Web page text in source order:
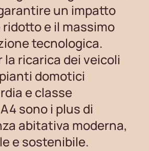
un impatto
e il massimo
tecnologica.
la ricarica dei veicoli
domotici
e classe
sono i plus di
abitativa moderna,
e sostenibile.